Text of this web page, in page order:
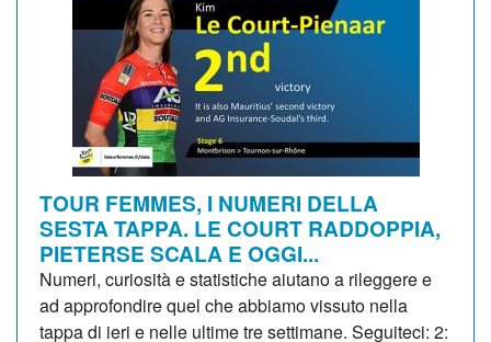
TOUR FEMMES, I NUMERI DELLA
SESTA TAPPA. LE COURT RADDOPPIA,
PIETERSE SCALA E OGGI...
Numeri, curiosità e statistiche aiutano a rileggere e
ad approfondire quel che abbiamo vissuto nella
tappa di ieri e nelle ultime tre settimane. Seguiteci: 2: